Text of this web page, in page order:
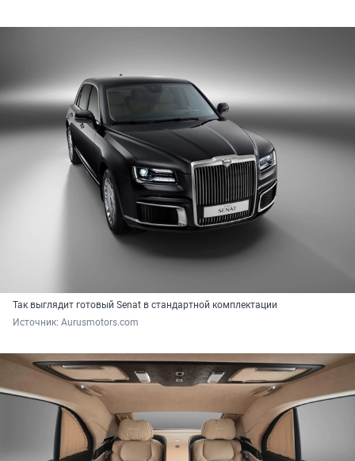
Так выглядит готовый Senat в стандартной комплектации
Источник: Aurusmotors.com